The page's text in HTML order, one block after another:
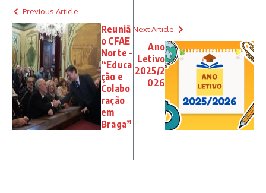
Previous Article
Reuniã
o CFAE
Norte –
“Educa
ção e
Colabo
ração
em
Braga”
Next Article
Ano
Letivo
2025/2
026